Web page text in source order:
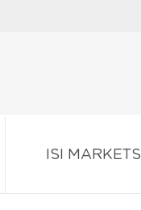
ISI MARKETS